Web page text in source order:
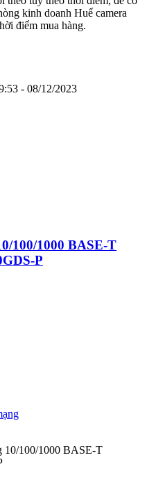
kinh doanh Huế camera
điểm mua hàng.
- 08/12/2023
100/1000 BASE-T
P
10/100/1000 BASE-T